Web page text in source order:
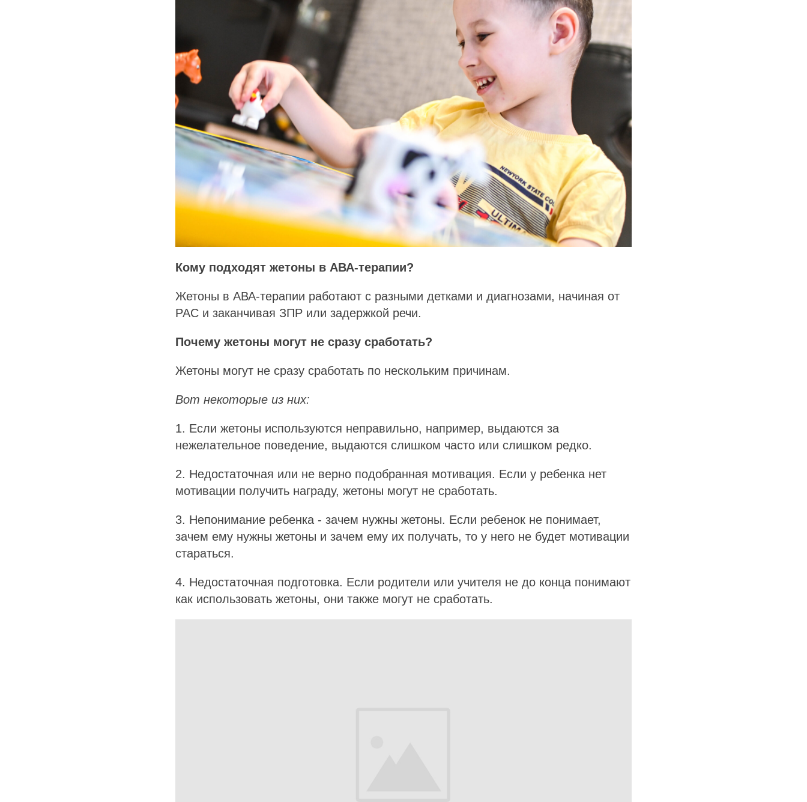
Кому подходят жетоны в АВА-терапии?
Жетоны в АВА-терапии работают с разными детками и диагнозами, начиная от
РАС и заканчивая ЗПР или задержкой речи.
Почему жетоны могут не сразу сработать?
Жетоны могут не сразу сработать по нескольким причинам.
Вот некоторые из них:
1. Если жетоны используются неправильно, например, выдаются за
нежелательное поведение, выдаются слишком часто или слишком редко.
2. Недостаточная или не верно подобранная мотивация. Если у ребенка нет
мотивации получить награду, жетоны могут не сработать.
3. Непонимание ребенка - зачем нужны жетоны. Если ребенок не понимает,
зачем ему нужны жетоны и зачем ему их получать, то у него не будет мотивации
стараться.
4. Недостаточная подготовка. Если родители или учителя не до конца понимают
как использовать жетоны, они также могут не сработать.